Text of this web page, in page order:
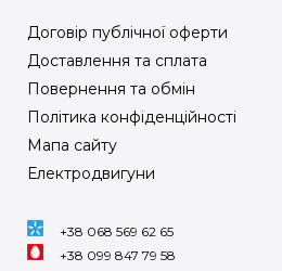
Договір публічної оферти
Доставлення та сплата
Повернення та обмін
Політика конфіденційності
Мапа сайту
Електродвигуни
+38 068 569 62 65
+38 099 847 79 58